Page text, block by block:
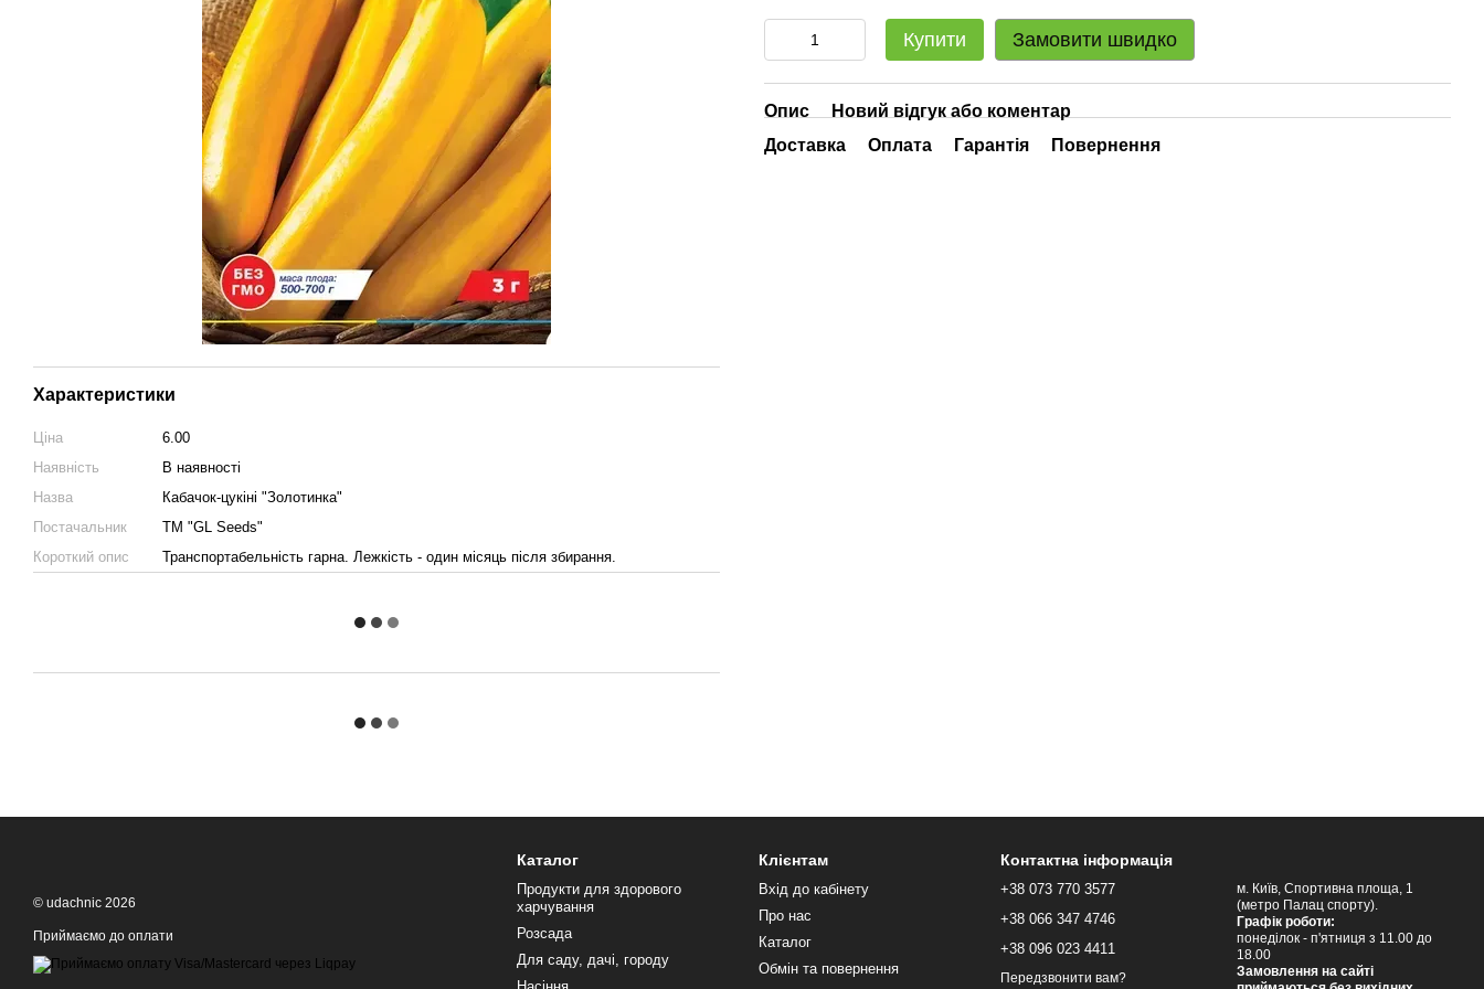
Характеристики
Ціна
6.00
Наявність
В наявності
Назва
Кабачок-цукiнi "Золотинка"
Постачальник
ТМ "GL Seeds"
Короткий опис
Транспортабельність гарна. Лежкість - один місяць після збирання.
Купити Замовити швидко
Опис
Новий відгук або коментар
Доставка
Оплата Гарантія Повернення
© udachnic 2026
Приймаємо до оплати
Каталог
Продукти для здорового
харчування
Розсада
Для саду, дачі, городу
Клієнтам
Вхід до кабінету
Про нас
Каталог
Обмін та повернення
Контактна інформація
+38 073 770 3577
+38 066 347 4746
+38 096 023 4411
Передзвонити вам?
м. Київ, Спортивна площа, 1
(метро Палац спорту).
Графік роботи:
понеділок - п'ятниця з 11.00 до
18.00
Замовлення на сайті